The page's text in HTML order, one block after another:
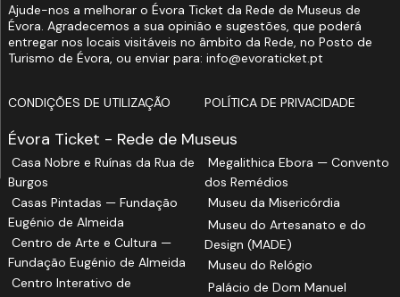
Ajude-nos a melhorar o Évora Ticket da Rede de Museus de
Évora. Agradecemos a sua opinião e sugestões, que poderá
entregar nos locais visitáveis no âmbito da Rede, no Posto de
Turismo de Évora, ou enviar para: info@evoraticket.pt
CONDIÇÕES DE UTILIZAÇÃO POLÍTICA DE PRIVACIDADE
Évora Ticket - Rede de Museus
Casa Nobre e Ruínas da Rua de
Burgos
Casas Pintadas — Fundação
Eugénio de Almeida
Centro de Arte e Cultura —
Fundação Eugénio de Almeida
Centro Interativo de
Megalithica Ebora — Convento
dos Remédios
Museu da Misericórdia
Museu do Artesanato e do
Design (MADE)
Museu do Relógio
Palácio de Dom Manuel